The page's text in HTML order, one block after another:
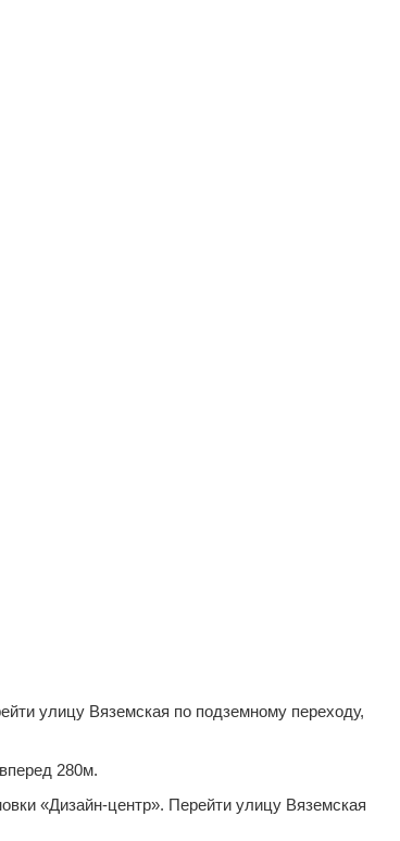
улицу Вяземская по подземному переходу,
280м.
«Дизайн-центр». Перейти улицу Вяземская